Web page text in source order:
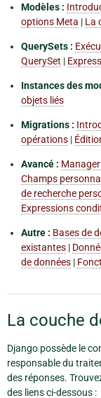
Modèles :
options Meta | La
QuerySets :
QuerySet |
Instances des
objets liés
Migrations :
opérations |
Avancé :
Champs
de recherche
Expressions
Autre : Bases de
existantes |
de données |
La couche
Django possède le
responsable du
des réponses.
des liens ci-dessous :